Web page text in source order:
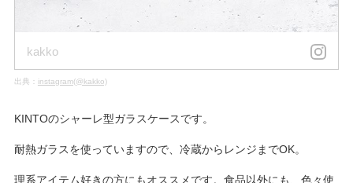
kakko
出典： instagram(@kakko)
KINTOのシャーレ型ガラスケースです。
耐熱ガラスを使っていますので、冷蔵からレンジまでOK。
理系アイテム好きの方にもオススメです。食品以外にも、色々使